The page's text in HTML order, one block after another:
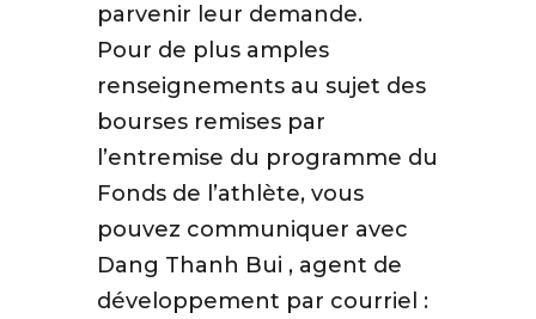
parvenir leur demande.
Pour de plus amples
renseignements au sujet des
bourses remises par
l’entremise du programme du
Fonds de l’athlète, vous
pouvez communiquer avec
Dang Thanh Bui , agent de
développement par courriel :